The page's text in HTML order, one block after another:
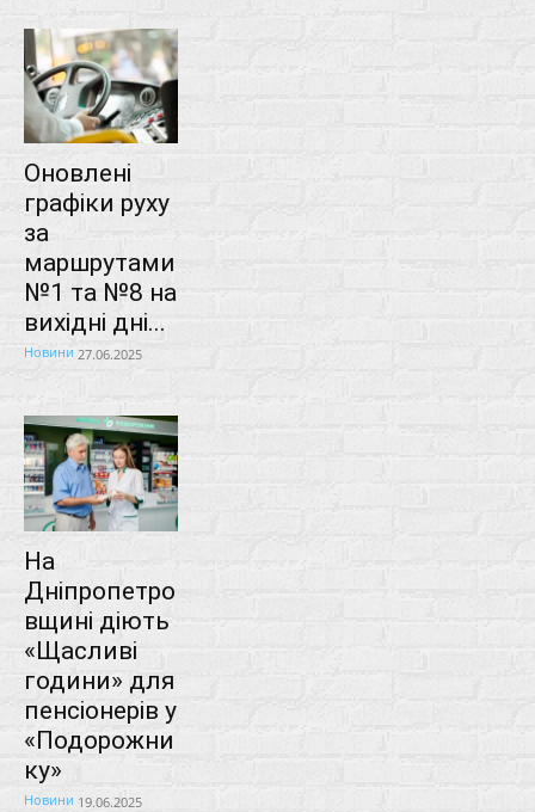
Оновлені
графіки руху
за
маршрутами
№1 та №8 на
вихідні дні...
Новини 27.06.2025
На
Дніпропетро
вщині діють
«Щасливі
години» для
пенсіонерів у
«Подорожни
ку»
Новини 19.06.2025